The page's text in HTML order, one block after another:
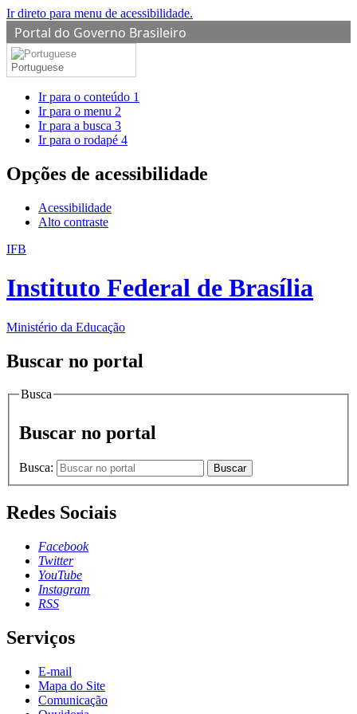
Ir direto para menu de acessibilidade.
Portal do Governo Brasileiro
Portuguese
Ir para o conteúdo 1
Ir para o menu 2
Ir para a busca 3
Ir para o rodapé 4
Opções de acessibilidade
Acessibilidade
Alto contraste
IFB
Instituto Federal de Brasília
Ministério da Educação
Buscar no portal
Busca
Buscar no portal
Busca: Buscar
Redes Sociais
Facebook
Twitter
YouTube
Instagram
RSS
Serviços
E-mail
Mapa do Site
Comunicação